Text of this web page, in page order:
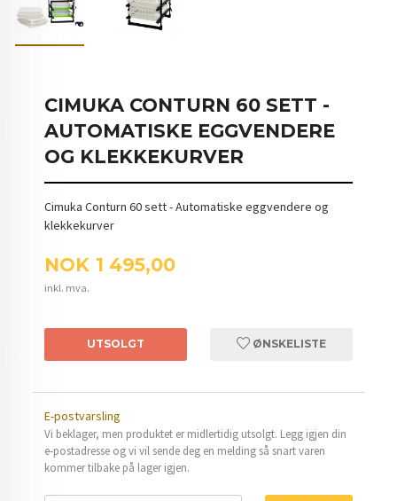
CIMUKA CONTURN 60 SETT -
AUTOMATISKE EGGVENDERE
OG KLEKKEKURVER
Cimuka Conturn 60 sett - Automatiske eggvendere og
klekkekurver
Pris
NOK 1 495,00
inkl. mva.
UTSOLGT ØNSKELISTE
E-postvarsling
Vi beklager, men produktet er midlertidig utsolgt. Legg igjen din
e-postadresse og vi vil sende deg en melding så snart varen
kommer tilbake på lager igjen.